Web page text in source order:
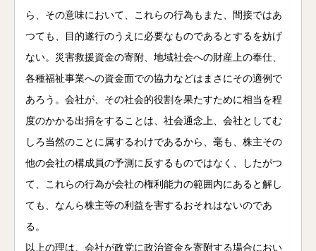
ら、その意味において、これらの行為もまた、間接ではあ
つても、目的遂行のうえに必要なものであるとするを妨げ
ない。災害救援資金の寄附、地域社会への財産上の奉仕、
各種福祉事業への資金面での協力などはまさにその適例で
あろう。会社が、その社会的役割を果たすために相当を程
度のかかる出捐をすることは、社会通念上、会社としてむ
しろ当然のことに属するわけであるから、毫も、株主その
他の会社の構成員の予測に反するものではなく、したがつ
て、これらの行為が会社の権利能力の範囲内にあると解し
ても、なんら株主等の利益を害するおそれはないのであ
る。
以上の理は、会社が政党に政治資金を寄附する場合におい